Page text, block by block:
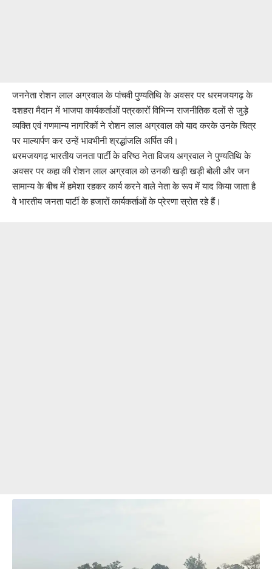
जननेता रोशन लाल अग्रवाल के पांचवी पुण्यतिथि के अवसर पर धरमजयगढ़ के
दशहरा मैदान में भाजपा कार्यकर्ताओं पत्रकारों विभिन्न राजनीतिक दलों से जुड़े
व्यक्ति एवं गणमान्य नागरिकों ने रोशन लाल अग्रवाल को याद करके उनके चित्र
पर माल्यार्पण कर उन्हें भावभीनी श्रद्धांजलि अर्पित की।
धरमजयगढ़ भारतीय जनता पार्टी के वरिष्ठ नेता विजय अग्रवाल ने पुण्यतिथि के
अवसर पर कहा की रोशन लाल अग्रवाल को उनकी खड़ी खड़ी बोली और जन
सामान्य के बीच में हमेशा रहकर कार्य करने वाले नेता के रूप में याद किया जाता है
वे भारतीय जनता पार्टी के हजारों कार्यकर्ताओं के प्रेरणा स्रोत रहे हैं।